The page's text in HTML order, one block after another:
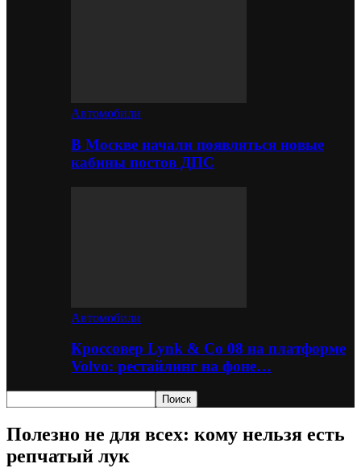
Автомобили
В Москве начали появляться новые
кабины постов ДПС
Автомобили
Кроссовер Lynk & Co 08 на платформе
Volvo: рестайлинг на фоне…
Полезно не для всех: кому нельзя есть
репчатый лук